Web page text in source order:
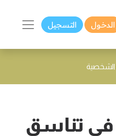
الدخول التسجيل
الشخصية
في تناسق